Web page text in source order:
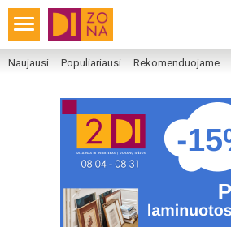
Naujausi Populiariausi Rekomenduojame